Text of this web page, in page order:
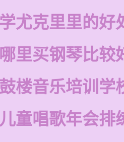
尤克里里的好
里买钢琴比较
楼音乐培训学
童唱歌年会排